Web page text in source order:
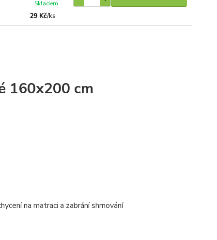
29 Kč/ks
Skladem
160x200 cm
na matraci a zabrání shrnování